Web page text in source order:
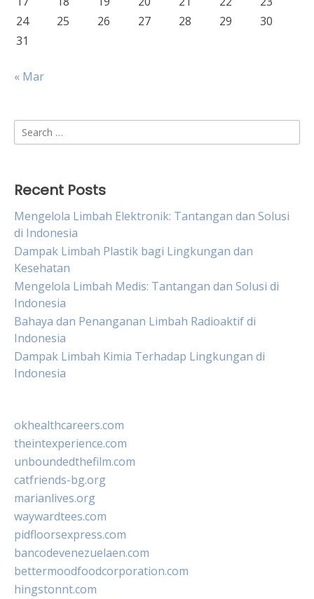
24
25 26 27 28 29
30
31
« Mar
Search
for:
Recent Posts
Mengelola Limbah Elektronik: Tantangan dan Solusi
di Indonesia
Dampak Limbah Plastik bagi Lingkungan dan
Kesehatan
Mengelola Limbah Medis: Tantangan dan Solusi di
Indonesia
Bahaya dan Penanganan Limbah Radioaktif di
Indonesia
Dampak Limbah Kimia Terhadap Lingkungan di
Indonesia
okhealthcareers.com
theintexperience.com
unboundedthefilm.com
catfriends-bg.org
marianlives.org
waywardtees.com
pidfloorsexpress.com
bancodevenezuelaen.com
bettermoodfoodcorporation.com
hingstonnt.com